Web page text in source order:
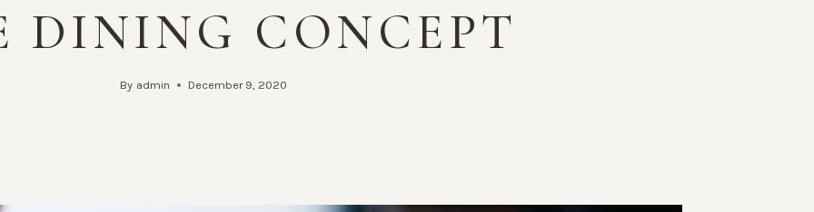
DINING CONCEPT
By admin December 9, 2020